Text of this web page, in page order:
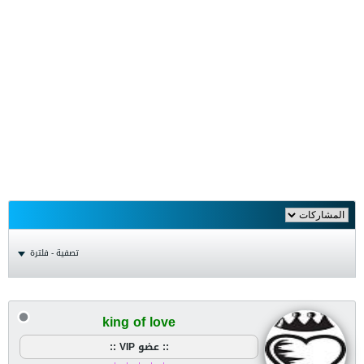
تصفية - فلترة
king of love
:: عضو VIP ::